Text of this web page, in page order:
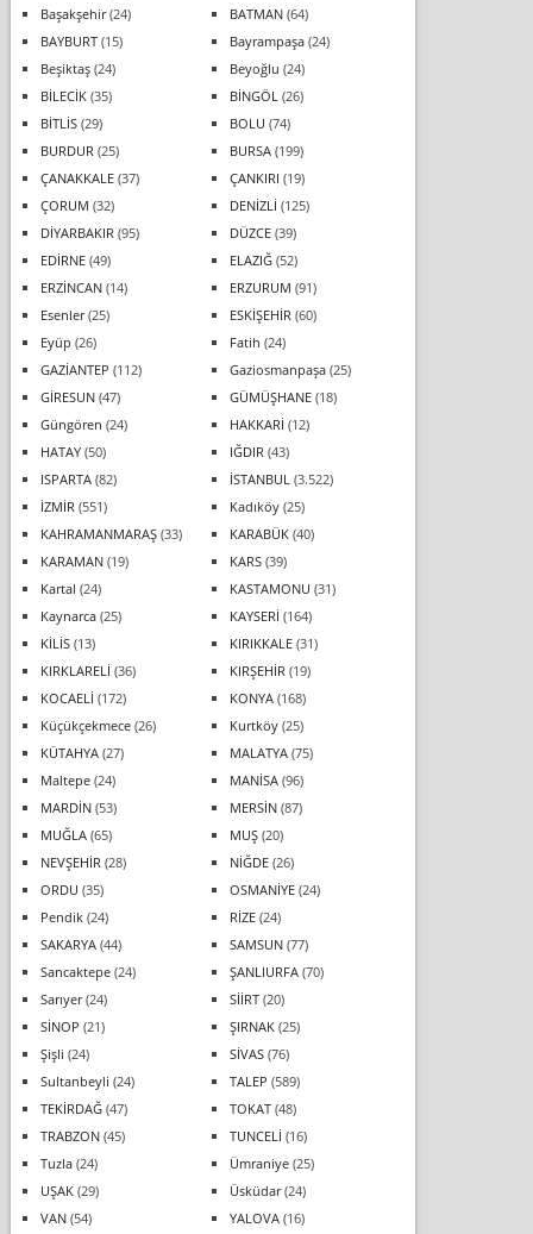
Başakşehir(24) BATMAN(64)
BAYBURT(15) Bayrampaşa(24)
Beşiktaş(24) Beyoğlu (24)
BİLECİK(35) BİNGÖL (26)
BİTLİS(29) BOLU (74)
BURDUR (25) BURSA(199)
ÇANAKKALE(37) ÇANKIRI (19)
ÇORUM (32) DENİZLİ (125)
DİYARBAKIR (95) DÜZCE(39)
EDİRNE(49) ELAZIĞ(52)
ERZİNCAN(14) ERZURUM (91)
Esenler(25) ESKİŞEHİR (60)
Eyüp (26) Fatih (24)
GAZİANTEP (112) Gaziosmanpaşa(25)
GİRESUN(47) GÜMÜŞHANE(18)
Güngören (24) HAKKARİ (12)
HATAY(50) IĞDIR (43)
ISPARTA(82) İSTANBUL (3.522)
İZMİR (551) Kadıköy(25)
KAHRAMANMARAŞ(33) KARABÜK(40)
KARAMAN(19) KARS(39)
Kartal (24) KASTAMONU (31)
Kaynarca(25) KAYSERİ (164)
KİLİS(13) KIRIKKALE(31)
KIRKLARELİ (36) KIRŞEHİR (19)
KOCAELİ (172) KONYA(168)
Küçükçekmece(26) Kurtköy(25)
KÜTAHYA(27) MALATYA(75)
Maltepe(24) MANİSA(96)
MARDİN(53) MERSİN(87)
MUĞLA(65) MUŞ(20)
NEVŞEHİR (28) NİĞDE(26)
ORDU (35) OSMANİYE(24)
Pendik(24) RİZE(24)
SAKARYA(44) SAMSUN(77)
Sancaktepe(24) ŞANLIURFA(70)
Sarıyer(24) SİİRT(20)
SİNOP (21) ŞIRNAK(25)
Şişli (24) SİVAS(76)
Sultanbeyli (24) TALEP (589)
TEKİRDAĞ(47) TOKAT(48)
TRABZON(45) TUNCELİ (16)
Tuzla(24) Ümraniye(25)
UŞAK(29) Üsküdar(24)
VAN(54) YALOVA(16)